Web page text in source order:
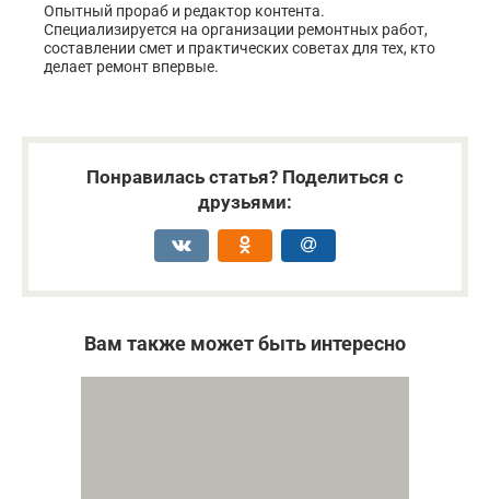
Опытный прораб и редактор контента.
Специализируется на организации ремонтных работ,
составлении смет и практических советах для тех, кто
делает ремонт впервые.
Понравилась статья? Поделиться с
друзьями:
Вам также может быть интересно